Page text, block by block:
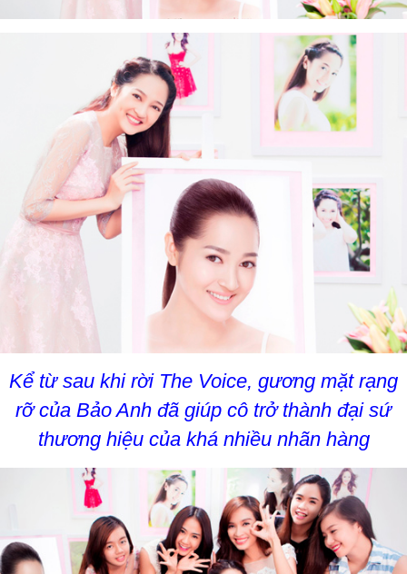
Kể từ sau khi rời The Voice, gương mặt rạng
rỡ của Bảo Anh đã giúp cô trở thành đại sứ
thương hiệu của khá nhiều nhãn hàng